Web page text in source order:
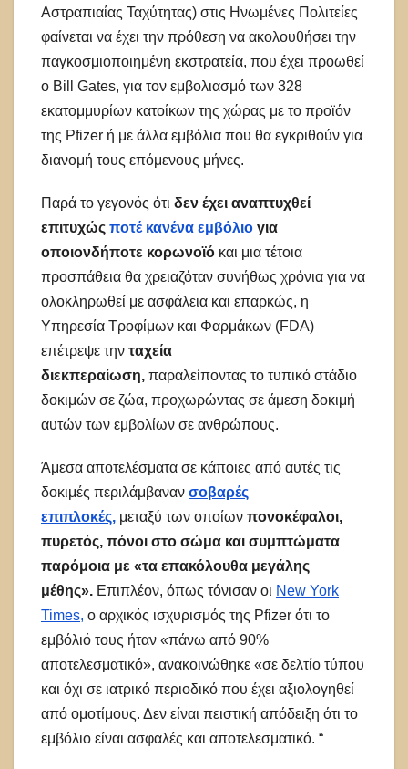
Αστραπιαίας Ταχύτητας) στις Ηνωμένες Πολιτείες
φαίνεται να έχει την πρόθεση να ακολουθήσει την
παγκοσμιοποιημένη εκστρατεία, που έχει προωθεί
ο Bill Gates, για τον εμβολιασμό των 328
εκατομμυρίων κατοίκων της χώρας με το προϊόν
της Pfizer ή με άλλα εμβόλια που θα εγκριθούν για
διανομή τους επόμενους μήνες.
Παρά το γεγονός ότι δεν έχει αναπτυχθεί
επιτυχώς ποτέ κανένα εμβόλιο για
οποιονδήποτε κορωνοϊό και μια τέτοια
προσπάθεια θα χρειαζόταν συνήθως χρόνια για να
ολοκληρωθεί με ασφάλεια και επαρκώς, η
Υπηρεσία Τροφίμων και Φαρμάκων (FDA)
επέτρεψε την ταχεία
διεκπεραίωση, παραλείποντας το τυπικό στάδιο
δοκιμών σε ζώα, προχωρώντας σε άμεση δοκιμή
αυτών των εμβολίων σε ανθρώπους.
Άμεσα αποτελέσματα σε κάποιες από αυτές τις
δοκιμές περιλάμβαναν σοβαρές
επιπλοκές, μεταξύ των οποίων πονοκέφαλοι,
πυρετός, πόνοι στο σώμα και συμπτώματα
παρόμοια με «τα επακόλουθα μεγάλης
μέθης». Επιπλέον, όπως τόνισαν οι New York
Times, ο αρχικός ισχυρισμός της Pfizer ότι το
εμβόλιό τους ήταν «πάνω από 90%
αποτελεσματικό», ανακοινώθηκε «σε δελτίο τύπου
και όχι σε ιατρικό περιοδικό που έχει αξιολογηθεί
από ομοτίμους. Δεν είναι πειστική απόδειξη ότι το
εμβόλιο είναι ασφαλές και αποτελεσματικό. “